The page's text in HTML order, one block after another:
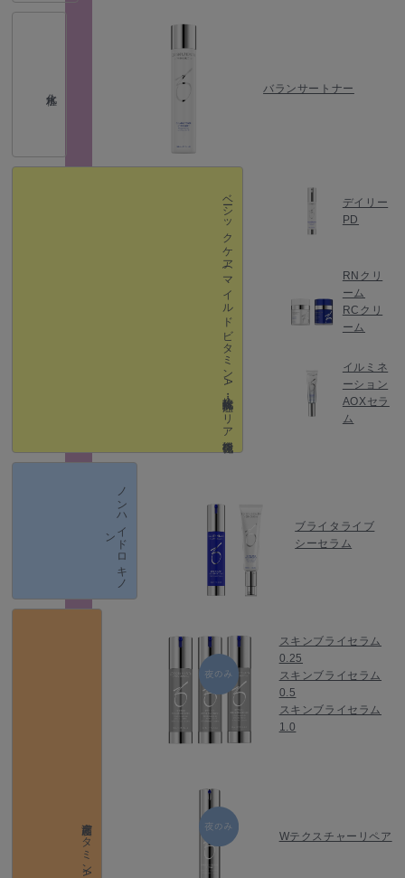
バランサートナー
ベーシックケア
(マイルドビタミン A ・抗酸化・抗炎症・バリア機能強化）
デイリー
PD
RNクリ
ーム
RCクリ
ーム
イルミネ
ーション
AOXセラ
ム
ノ
ン
ハ
イ
ド
ロ
キ
ノ
ン
ブライタライブ
シーセラム
高濃度ビタミンA
スキンブライセラム
0.25
スキンブライセラム
0.5
スキンブライセラム
1.0
Wテクスチャーリペア